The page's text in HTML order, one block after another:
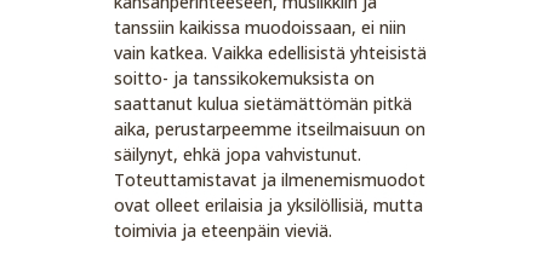
tanssiin kaikissa muodoissaan, ei niin
vain katkea. Vaikka edellisistä yhteisistä
soitto- ja tanssikokemuksista on
saattanut kulua sietämättömän pitkä
aika, perustarpeemme itseilmaisuun on
säilynyt, ehkä jopa vahvistunut.
Toteuttamistavat ja ilmenemismuodot
ovat olleet erilaisia ja yksilöllisiä, mutta
toimivia ja eteenpäin vieviä.